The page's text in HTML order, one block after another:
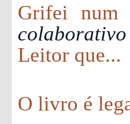
Grifei num
colaborativo
Leitor que...
O livro é